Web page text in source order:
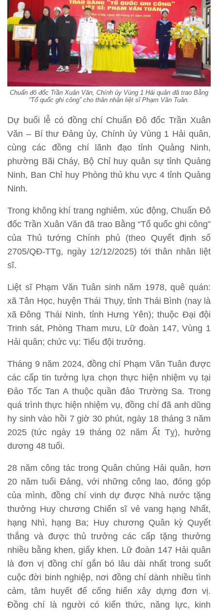
Chuẩn đô đốc Trần Xuân Văn, Chính ủy Vùng 1 Hải quân đã trao Bằng
“Tổ quốc ghi công” cho thân nhân liệt sĩ Phạm Văn Tuân.
Dự buổi lễ có đồng chí Chuẩn Đô đốc Trần Xuân
Văn – Bí thư Đảng ủy, Chính ủy Vùng 1 Hải quân,
cùng các đồng chí lãnh đạo tỉnh Quảng Ninh,
phường Bãi Cháy, Bộ Chỉ huy quân sự tỉnh Quảng
Ninh, Ban Chỉ huy Phòng thủ khu vực 4 tỉnh Quảng
Ninh.
Trong không khí trang nghiêm, xúc động, Chuẩn Đô
đốc Trần Xuân Văn đã trao Bằng “Tổ quốc ghi công”
của Thủ tướng Chính phủ (theo Quyết định số
2705/QĐ-TTg, ngày 12/12/2025) tới thân nhân liệt
sĩ.
Liệt sĩ Phạm Văn Tuân sinh năm 1978, quê quán:
xã Tân Học, huyện Thái Thụy, tỉnh Thái Bình (nay là
xã Đông Thái Ninh, tỉnh Hưng Yên); thuộc Đại đội
Trinh sát, Phòng Tham mưu, Lữ đoàn 147, Vùng 1
Hải quân; chức vụ: Tiểu đội trưởng.
Tháng 9 năm 2024, đồng chí Phạm Văn Tuân được
các cấp tin tưởng lựa chọn thực hiện nhiệm vụ tại
Đảo Tốc Tan A thuộc quần đảo Trường Sa. Trong
quá trình thực hiện nhiệm vụ, đồng chí đã anh dũng
hy sinh vào hồi 7 giờ 30 phút, ngày 18 tháng 3 năm
2025 (tức ngày 19 tháng 02 năm Ất Tỵ), hưởng
dương 48 tuổi.
28 năm công tác trong Quân chủng Hải quân, hơn
20 năm tuổi Đảng, với những công lao, đóng góp
của mình, đồng chí vinh dự được Nhà nước tặng
thưởng Huy chương Chiến sĩ vẻ vang hạng Nhất,
hạng Nhì, hạng Ba; Huy chương Quân kỳ Quyết
thắng và được thủ trưởng các cấp tặng thưởng
nhiều bằng khen, giấy khen. Lữ đoàn 147 Hải quân
là đơn vị đồng chí gắn bó lâu dài nhất trong suốt
cuộc đời binh nghiệp, nơi đồng chí dành nhiều tình
cảm, tâm huyết để cống hiến xây dựng đơn vị.
Đồng chí là người có kiến thức, năng lực, kinh